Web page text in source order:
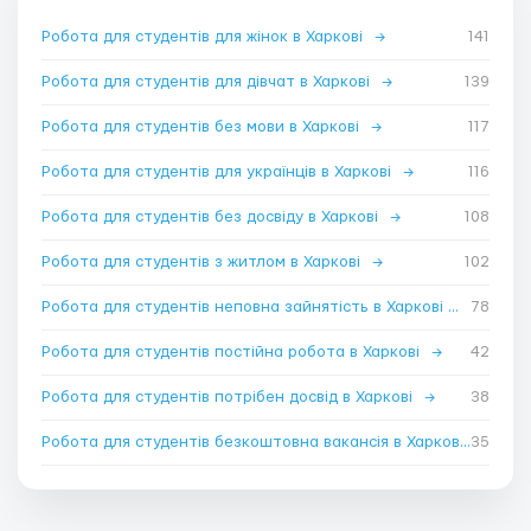
Робота для студентів для жінок в Харкові → 141
Робота для студентів для дівчат в Харкові → 139
Робота для студентів без мови в Харкові → 117
Робота для студентів для українців в Харкові → 116
Робота для студентів без досвіду в Харкові → 108
Робота для студентів з житлом в Харкові → 102
Робота для студентів неповна зайнятість в Харкові→ 78
Робота для студентів постійна робота в Харкові → 42
Робота для студентів потрібен досвід в Харкові → 38
Робота для студентів безкоштовна вакансія в Харкові →
35